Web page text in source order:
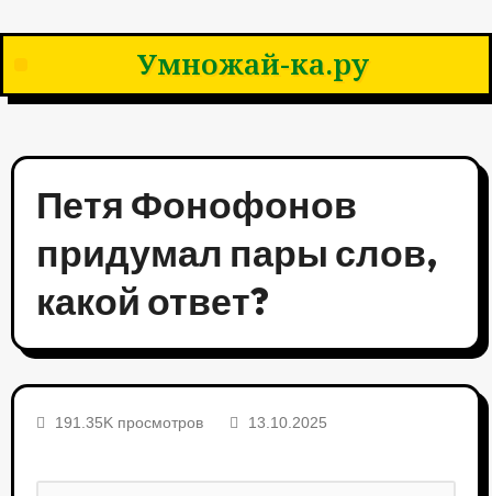
Умножай-ка.ру
Петя Фонофонов
придумал пары слов,
какой ответ?
191.35K просмотров 13.10.2025